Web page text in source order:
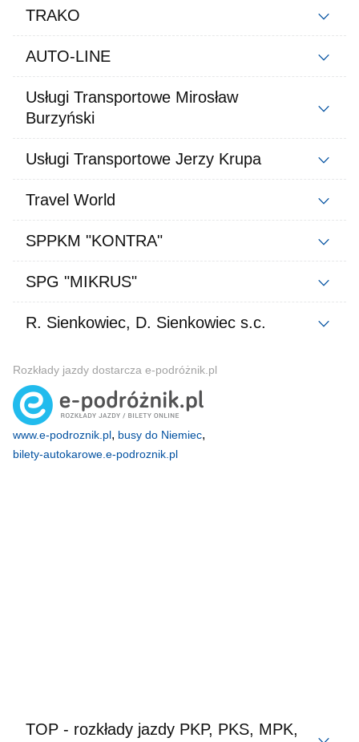
TRAKO
AUTO-LINE
Usługi Transportowe Mirosław
Burzyński
Usługi Transportowe Jerzy Krupa
Travel World
SPPKM "KONTRA"
SPG "MIKRUS"
R. Sienkowiec, D. Sienkowiec s.c.
Rozkłady jazdy dostarcza e-podróżnik.pl
www.e-podroznik.pl, busy do Niemiec,
bilety-autokarowe.e-podroznik.pl
TOP - rozkłady jazdy PKP, PKS, MPK,